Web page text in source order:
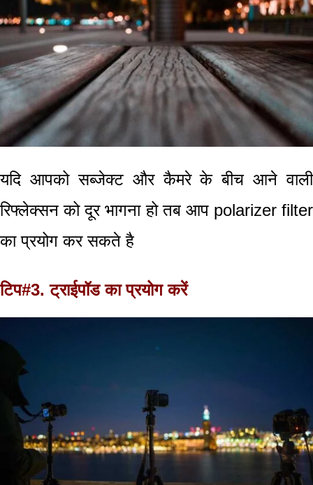
यदि आपकोसब्जेक्ट और कैमरे के बीच आने वाली
रिफ्लेक्सन को दूर भागना हो तब आप polarizer filter
का प्रयोग कर सकते है
टिप#3. ट्राईपॉडका प्रयोग करें